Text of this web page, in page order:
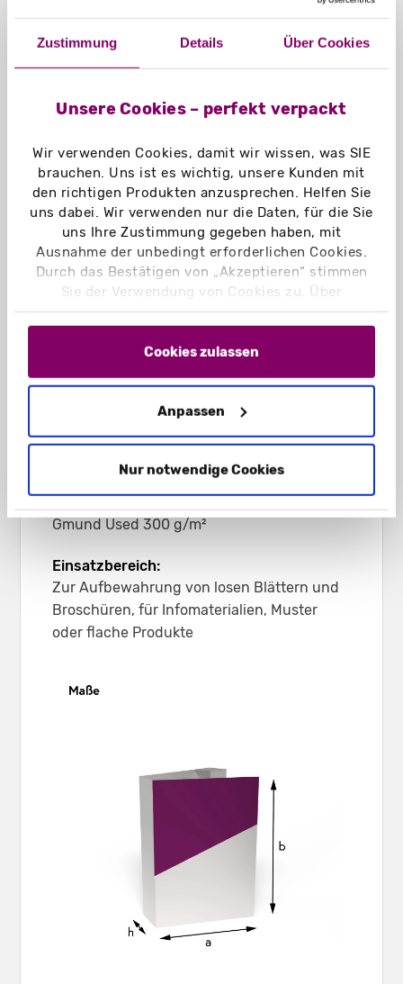
Zustimmung Details Über Cookies
Unsere Cookies – perfekt verpackt
Wir verwenden Cookies, damit wir wissen, was SIE
brauchen. Uns ist es wichtig, unsere Kunden mit
den richtigen Produkten anzusprechen. Helfen Sie
uns dabei. Wir verwenden nur die Daten, für die Sie
uns Ihre Zustimmung gegeben haben, mit
Ausnahme der unbedingt erforderlichen Cookies.
Durch das Bestätigen von „Akzeptieren“ stimmen
Sie der Verwendung von Cookies zu. Über
„Einstellungen“ können Sie auswählen, welche
Cookies Sie zulassen. Hier finden Sie unser
und unsereDatenschutzerklärung
Cookies zulassen
Anpassen
Nur notwendige Cookies
Visitenkartenschlitz
Füllformat:
Füllhöhe: 5 mm
Aufgerichtetes Format:
153 x 215 x 7 mm
Lieferzustand:
flachliegend
26 g
Chromokarton GC1 weiß 290 g/m²
Chromokarton GC1 weiß Naturseite
290 g/m²
Naturkarton schwarz 350 g/m²
Graskarton 350 g/m²
Gmund Used 300 g/m²
Einsatzbereich:
Zur Aufbewahrung von losen Blättern und
Broschüren, für Infomaterialien, Muster
oder flache Produkte